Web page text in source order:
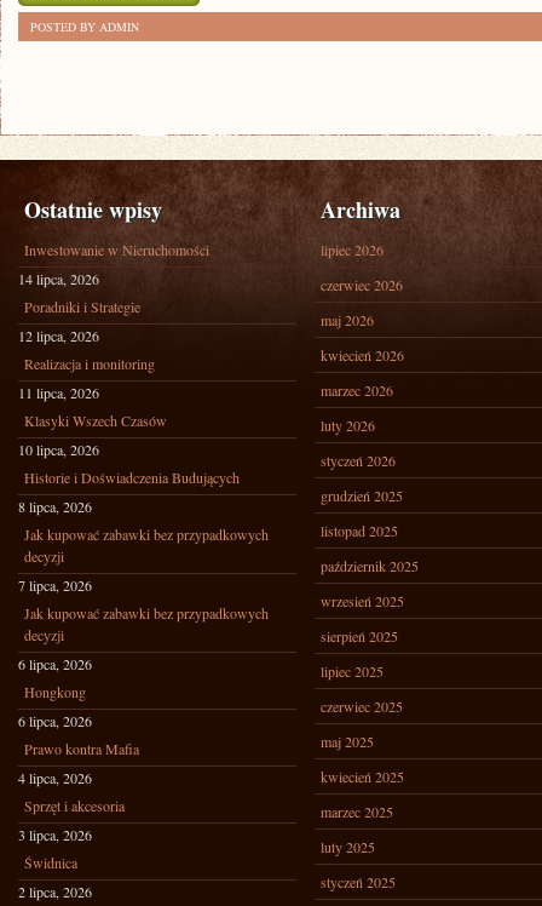
DIY!
ZOSTAŁA WYŁĄCZONA
POSTED BY ADMIN
Ostatnie wpisy
Inwestowanie w Nieruchomości
14 lipca, 2026
Poradniki i Strategie
12 lipca, 2026
Realizacja i monitoring
11 lipca, 2026
Klasyki Wszech Czasów
10 lipca, 2026
Historie i Doświadczenia Budujących
8 lipca, 2026
Jak kupować zabawki bez przypadkowych
decyzji
7 lipca, 2026
Jak kupować zabawki bez przypadkowych
decyzji
6 lipca, 2026
Hongkong
6 lipca, 2026
Prawo kontra Mafia
4 lipca, 2026
Sprzęt i akcesoria
3 lipca, 2026
Świdnica
2 lipca, 2026
Archiwa
lipiec 2026
czerwiec 2026
maj 2026
kwiecień 2026
marzec 2026
luty 2026
styczeń 2026
grudzień 2025
listopad 2025
październik 2025
wrzesień 2025
sierpień 2025
lipiec 2025
czerwiec 2025
maj 2025
kwiecień 2025
marzec 2025
luty 2025
styczeń 2025